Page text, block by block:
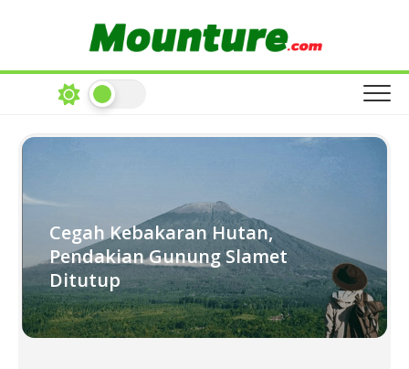
Cegah Kebakaran Hutan,
Pendakian Gunung Slamet
Ditutup